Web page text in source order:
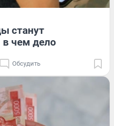
станут
чем дело
Обсудить